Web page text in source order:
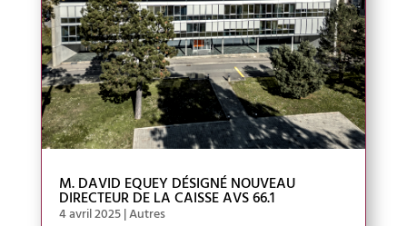
M. DAVID EQUEY DÉSIGNÉ NOUVEAU
DIRECTEUR DE LA CAISSE AVS 66.1
4 avril 2025|Autres